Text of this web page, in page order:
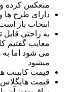
منعکس کرده
دارای طرح
انتخاب باز
به راحتی
معایب گفتیم
می شود اما به
میشود
قیمت کابینت
قیمت هایگلاس